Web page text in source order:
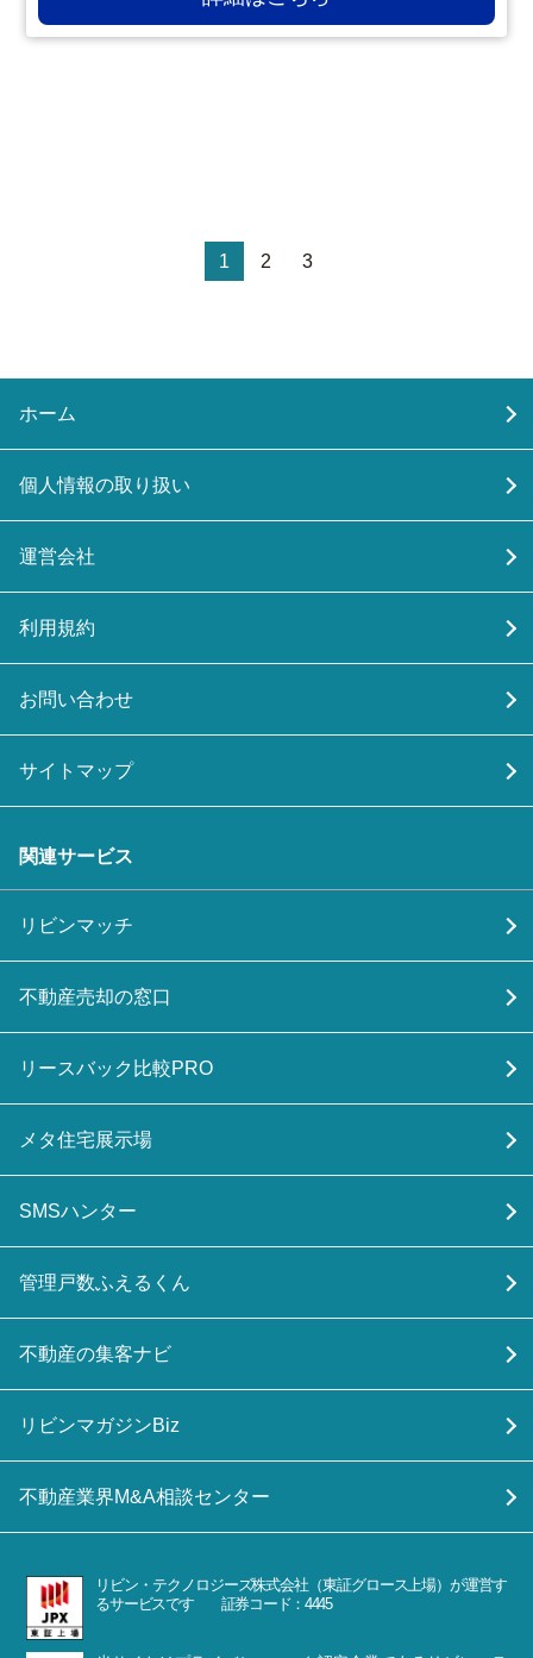
1 2 3
ホーム
個人情報の取り扱い
運営会社
利用規約
お問い合わせ
サイトマップ
関連サービス
リビンマッチ
不動産売却の窓口
リースバック比較PRO
メタ住宅展示場
SMSハンター
管理戸数ふえるくん
不動産の集客ナビ
リビンマガジンBiz
不動産業界M&A相談センター
リビン・テクノロジーズ株式会社（東証グロース上場）が運営す
るサービスです 証券コード：4445